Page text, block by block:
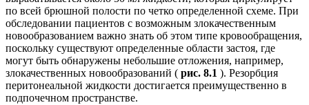
по всей брюшной полости по четко определенной схеме. При
обследовании пациентов с возможным злокачественным
новообразованием важно знать об этом типе кровообращения,
поскольку существуют определенные области застоя, где
могут быть обнаружены небольшие отложения, например,
злокачественных новообразований ( рис. 8.1 ). Резорбция
перитонеальной жидкости достигается преимущественно в
подпочечном пространстве.